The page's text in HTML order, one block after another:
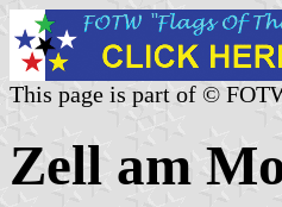
This page is part of ©
Zell am